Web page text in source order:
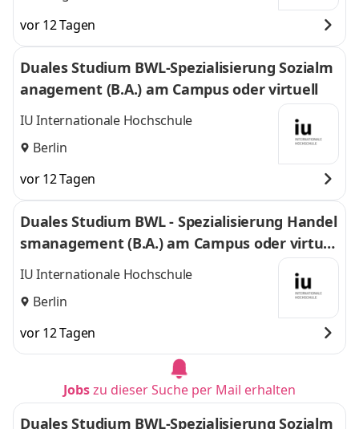
vor 12 Tagen
Duales Studium BWL-Spezialisierung Sozialm
anagement (B.A.) am Campus oder virtuell
IU Internationale Hochschule
Berlin
vor 12 Tagen
Duales Studium BWL - Spezialisierung Handel
smanagement (B.A.) am Campus oder virtuel
l
IU Internationale Hochschule
Berlin
vor 12 Tagen
Jobszu dieser Suche per Mail erhalten
Duales Studium BWL-Spezialisierung Sozialm